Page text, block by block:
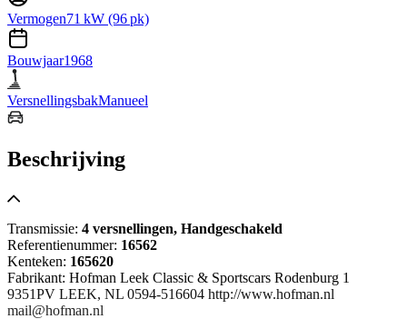
Vermogen71 kW (96 pk)
Bouwjaar1968
VersnellingsbakManueel
Beschrijving
Transmissie: 4 versnellingen, Handgeschakeld
Referentienummer: 16562
Kenteken: 165620
Fabrikant: Hofman Leek Classic & Sportscars Rodenburg 1
9351PV LEEK, NL 0594-516604 http://www.hofman.nl
mail@hofman.nl